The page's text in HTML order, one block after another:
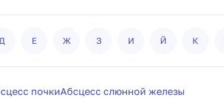
Д Е Ж З И Й К
почкиАбсцесс слюнной железы